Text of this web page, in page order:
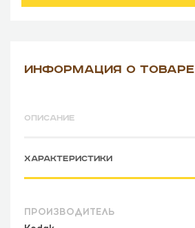
ИНФОРМАЦИЯ О ТОВАРЕ
ОПИСАНИЕ
ХАРАКТЕРИСТИКИ
ПРОИЗВОДИТЕЛЬ